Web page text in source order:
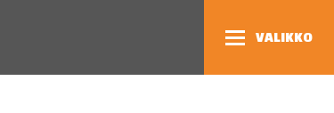
VALIKKO